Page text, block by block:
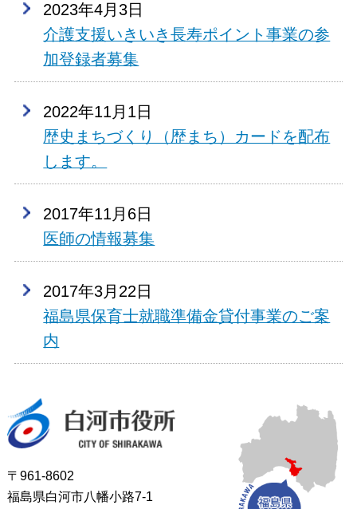
2023年4月3日
介護支援いきいき長寿ポイント事業の参
加登録者募集
2022年11月1日
歴史まちづくり（歴まち）カードを配布
します。
2017年11月6日
医師の情報募集
2017年3月22日
福島県保育士就職準備金貸付事業のご案
内
〒961-8602
福島県白河市八幡小路7-1